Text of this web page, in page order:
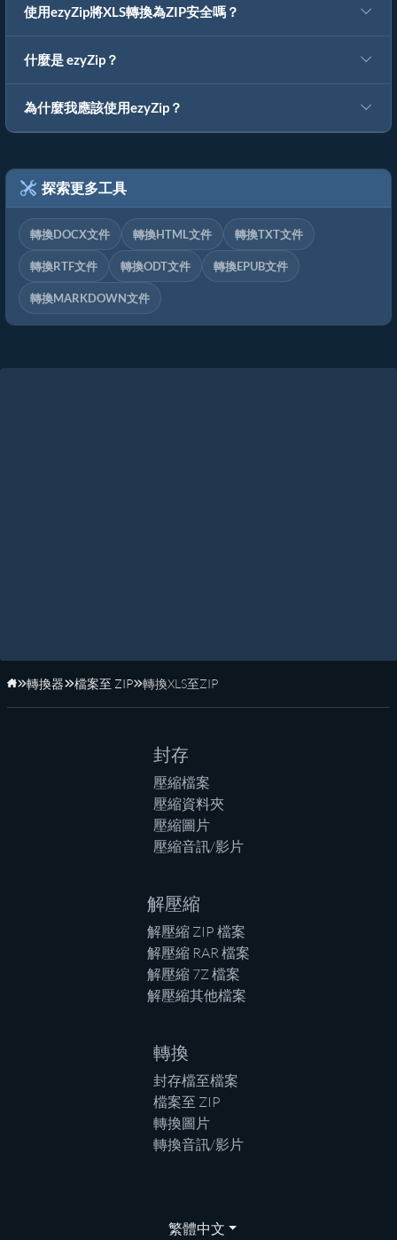
使用ezyZip將XLS轉換為ZIP安全嗎？
什麼是 ezyZip？
為什麼我應該使用ezyZip？
探索更多工具
轉換DOCX文件 轉換HTML文件 轉換TXT文件
轉換RTF文件 轉換ODT文件 轉換EPUB文件
轉換MARKDOWN文件
首頁
轉換器 檔案至 ZIP 轉換XLS至ZIP
封存
壓縮檔案
壓縮資料夾
壓縮圖片
壓縮音訊/影片
解壓縮
解壓縮 ZIP 檔案
解壓縮 RAR 檔案
解壓縮 7Z 檔案
解壓縮其他檔案
轉換
封存檔至檔案
檔案至 ZIP
轉換圖片
轉換音訊/影片
繁體中文